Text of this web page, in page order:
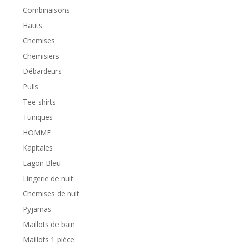
Combinaisons
Hauts
Chemises
Chemisiers
Débardeurs
Pulls
Tee-shirts
Tuniques
HOMME
Kapitales
Lagon Bleu
Lingerie de nuit
Chemises de nuit
Pyjamas
Maillots de bain
Maillots 1 pièce